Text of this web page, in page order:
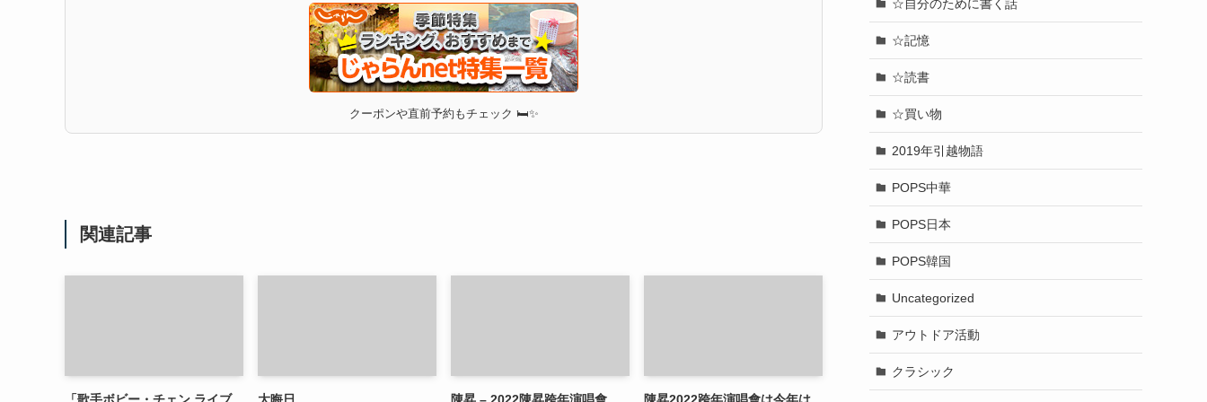
クーポンや直前予約もチェック 🛏✨
関連記事
☆自分のために書く話
☆記憶
☆読書
☆買い物
2019年引越物語
POPS中華
POPS日本
POPS韓国
Uncategorized
アウトドア活動
クラシック